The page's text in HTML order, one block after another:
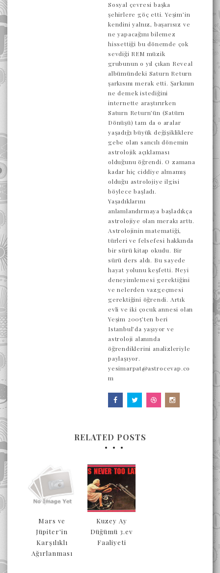
Sosyal çevresi başka
şehirlere göç etti. Yeşim’in
kendini yalnız, başarısız ve
ne yapacağını bilemez
hissettiği bu dönemde çok
sevdiği REM müzik
grubunun o yıl çıkan Reveal
albümündeki Saturn Return
şarkısını merak etti. Şarkının
ne demek istediğini
internette araştırırken
Saturn Return’ün (Satürn
Dönüşü) tam da o aralar
yaşadığı büyük değişikliklere
gebe olan sancılı dönemin
astrolojik açıklaması
olduğunu öğrendi. O zamana
kadar hiç ciddiye almamış
olduğu astrolojiye ilgisi
böylece başladı.
Yaşadıklarını
anlamlandırmaya başladıkça
astrolojiye olan merakı arttı.
Astrolojinin matematiği,
türleri ve felsefesi hakkında
bir sürü kitap okudu. Bir
sürü ders aldı. Bu sayede
hayat yolunu keşfetti. Neyi
deneyimlemesi gerektiğini
ve nelerden vazgeçmesi
gerektiğini öğrendi. Artık
evli ve iki çocuk annesi olan
Yeşim 2005’ten beri
Istanbul’da yaşıyor ve
astroloji alanında
öğrendiklerini analizleriyle
paylaşıyor.
yesimarpat@astrocevap.co
m
RELATED POSTS
Mars ve
Jüpiter'in
Karşılıklı
Ağırlanması
Kuzey Ay
Düğümü 3.ev
Faaliyeti